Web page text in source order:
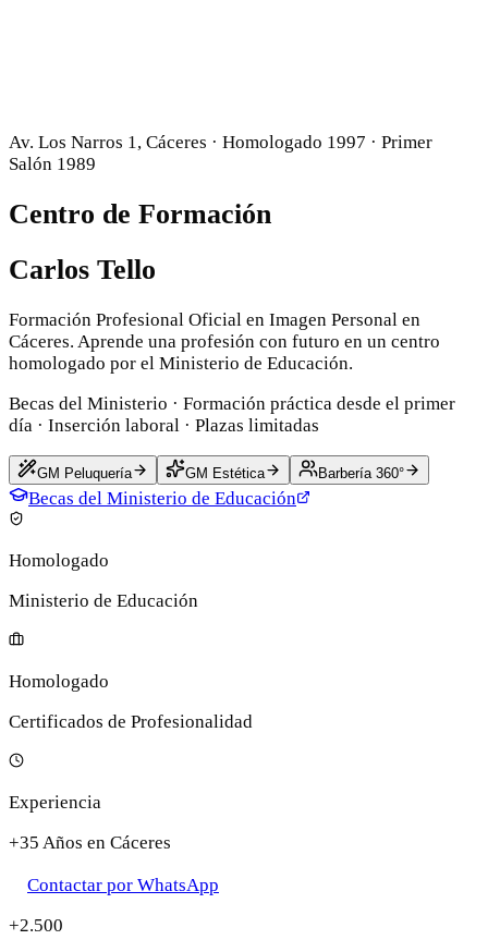
Av. Los Narros 1, Cáceres · Homologado 1997 · Primer
Salón 1989
Centro de Formación
Carlos Tello
Formación Profesional Oficial en Imagen Personal en
Cáceres. Aprende una profesión con futuro en un centro
homologado por el Ministerio de Educación.
Becas del Ministerio · Formación práctica desde el primer
día · Inserción laboral · Plazas limitadas
GM Peluquería GM Estética Barbería 360°
Becas del Ministerio de Educación
Homologado
Ministerio de Educación
Homologado
Certificados de Profesionalidad
Experiencia
+35 Años en Cáceres
Contactar por WhatsApp
+2.500